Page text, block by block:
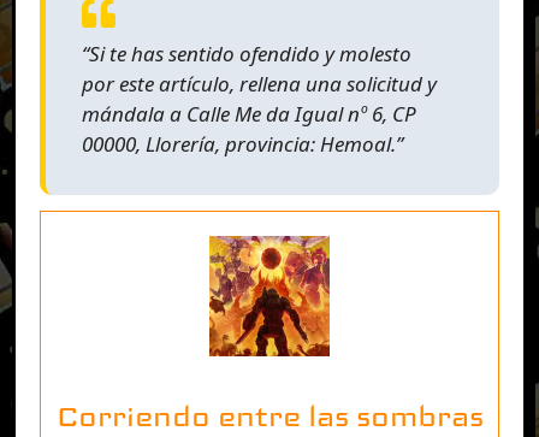
“Si te has sentido ofendido y molesto
por este artículo, rellena una solicitud y
mándala a Calle Me da Igual nº 6, CP
00000, Llorería, provincia: Hemoal.”
Corriendo entre las sombras